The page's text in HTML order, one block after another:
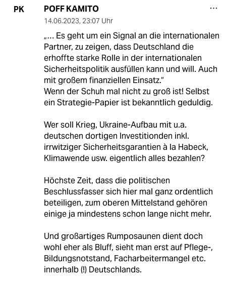
PK POFF KAMITO
14.06.2023, 23:07 Uhr
„… Es geht um ein Signal an die internationalen
Partner, zu zeigen, dass Deutschland die
erhoffte starke Rolle in der internationalen
Sicherheitspolitik ausfüllen kann und will. Auch
mit großem finanziellen Einsatz.“
Wenn der Schuh mal nicht zu groß ist! Selbst
ein Strategie-Papier ist bekanntlich geduldig.
Wer soll Krieg, Ukraine-Aufbau mit u.a.
deutschen dortigen Investitionden inkl.
irrwitziger Sicherheitsgarantien à la Habeck,
Klimawende usw. eigentlich alles bezahlen?
Höchste Zeit, dass die politischen
Beschlussfasser sich hier mal ganz ordentlich
beteiligen, zum oberen Mittelstand gehören
einige ja mindestens schon lange nicht mehr.
Und großartiges Rumposaunen dient doch
wohl eher als Bluff, sieht man erst auf Pflege-,
Bildungsnotstand, Facharbeitermangel etc.
innerhalb (!) Deutschlands.